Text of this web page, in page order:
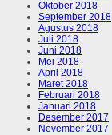
Oktober 2018
September 2018
Agustus 2018
Juli 2018
Juni 2018
Mei 2018
April 2018
Maret 2018
Februari 2018
Januari 2018
Desember 2017
November 2017